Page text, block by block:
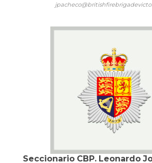
Seccionario CBP. Leonardo